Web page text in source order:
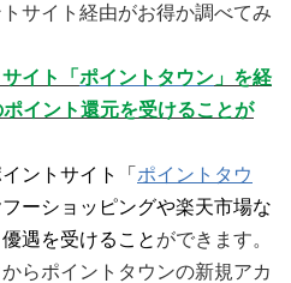
サイト経由がお得か調べてみ
イト「 ポイントタウン 」を経
イント還元を受けることが
ントサイト「 ポイントタウ
ーショッピングや楽天市場な
遇を受けること ができます。
らポイントタウンの新規アカ